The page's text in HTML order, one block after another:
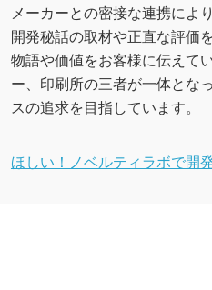
メーカーとの密接な連携によ
開発秘話の取材や正直な評価
物語や価値をお客様に伝えて
ー、印刷所の三者が一体とな
スの追求を目指しています。
ほしい！ノベルティラボで開